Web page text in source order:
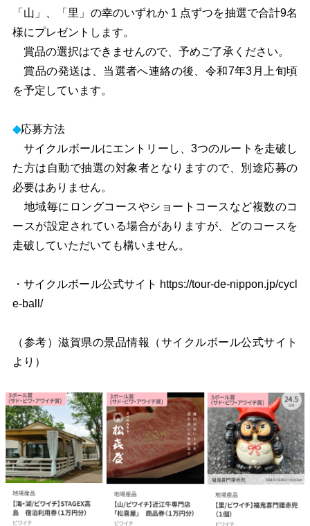
「山」、「里」の幸のいずれか 1 点ずつを抽選で合計9名
様にプレゼントします。
賞品の選択はできませんので、予めご了承ください。
賞品の発送は、当選者へ連絡の後、令和7年3月上旬頃
を予定しています。
◆応募方法
サイクルボールにエントリーし、3つのルートを走破し
た方は自動で抽選の対象者となりますので、別途応募の
必要はありません。
地域毎にロングコースやショートコースなど複数のコ
ースが設定されている場合がありますが、どのコースを
走破していただいても構いません。
・サイクルボール公式サイト https://tour-de-nippon.jp/cycl
e-ball/
（参考）滋賀県の景品情報（サイクルボール公式サイト
より）